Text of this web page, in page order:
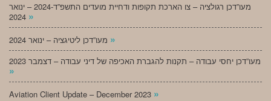
מעו”דכן רגולציה – צו הארכת תקופות ודחיית מועדים התשפ”ד-2024 – ינואר
»
»
מעו”דכן יחסי עבודה – תקנות להגברת האכיפה של דיני עבודה – דצמבר 2023
»
Aviation Client Update – December 2023 »